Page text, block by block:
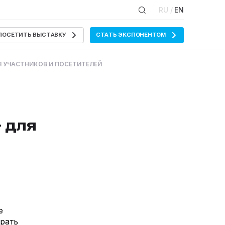
RU / EN
ВЫСТАВКУ СТАТЬ ЭКСПОНЕНТОМ
УЧАСТНИКОВ И ПОСЕТИТЕЛЕЙ
для